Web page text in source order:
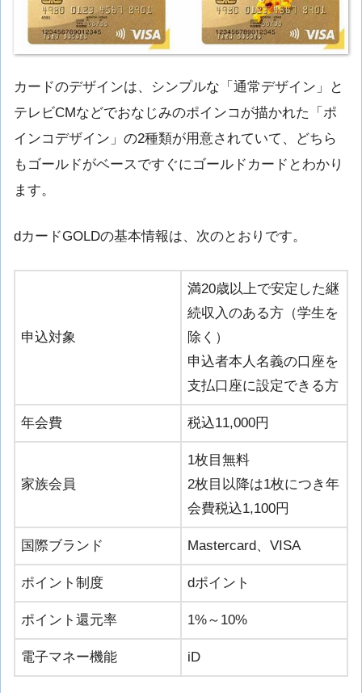
カードのデザインは、シンプルな「通常デザイン」と
テレビCMなどでおなじみのポインコが描かれた「ポ
インコデザイン」の2種類が用意されていて、どちら
もゴールドがベースですぐにゴールドカードとわかり
ます。
dカードGOLDの基本情報は、次のとおりです。
申込対象
満20歳以上で安定した継
続収入のある方（学生を
除く）
申込者本人名義の口座を
支払口座に設定できる方
年会費 税込11,000円
家族会員
1枚目無料
2枚目以降は1枚につき年
会費税込1,100円
国際ブランド Mastercard、VISA
ポイント制度 dポイント
ポイント還元率 1%～10%
電子マネー機能 iD